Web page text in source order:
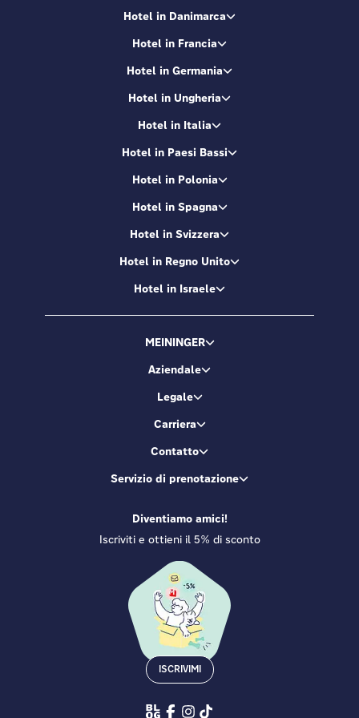
Hotel in Danimarca
Hotel in Francia
Hotel in Germania
Hotel in Ungheria
Hotel in Italia
Hotel in Paesi Bassi
Hotel in Polonia
Hotel in Spagna
Hotel in Svizzera
Hotel in Regno Unito
Hotel in Israele
MEININGER
Aziendale
Legale
Carriera
Contatto
Servizio di prenotazione
Diventiamo amici!
Iscriviti e ottieni il 5% di sconto
ISCRIVIMI